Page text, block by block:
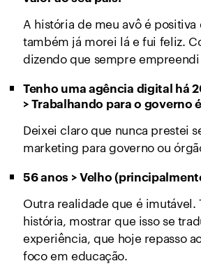
A história de meu avô é positiva
também já morei lá e fui feliz.
dizendo que sempre empreendi
Tenho uma agência digital há
>Trabalhando para o governo
Deixei claro que nunca prestei
marketing para governo ou
56 anos > Velho
Outra realidade que é imutável.
história, mostrar que isso se
experiência, que hoje repasso
foco em educação.